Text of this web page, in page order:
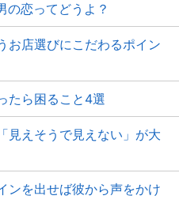
の恋ってどうよ？
お店選びにこだわるポイン
たら困ること4選
見えそうで見えない」が大
ンを出せば彼から声をかけ